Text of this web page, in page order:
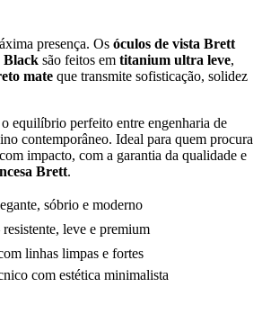
presença. Os óculos de vista Brett
Black são feitos em titanium ultra leve,
mate que transmite sofisticação, solidez
equilíbrio perfeito entre engenharia de
contemporâneo. Ideal para quem procura
impacto, com a garantia da qualidade e
Brett.
sóbrio e moderno
leve e premium
linhas limpas e fortes
com estética minimalista